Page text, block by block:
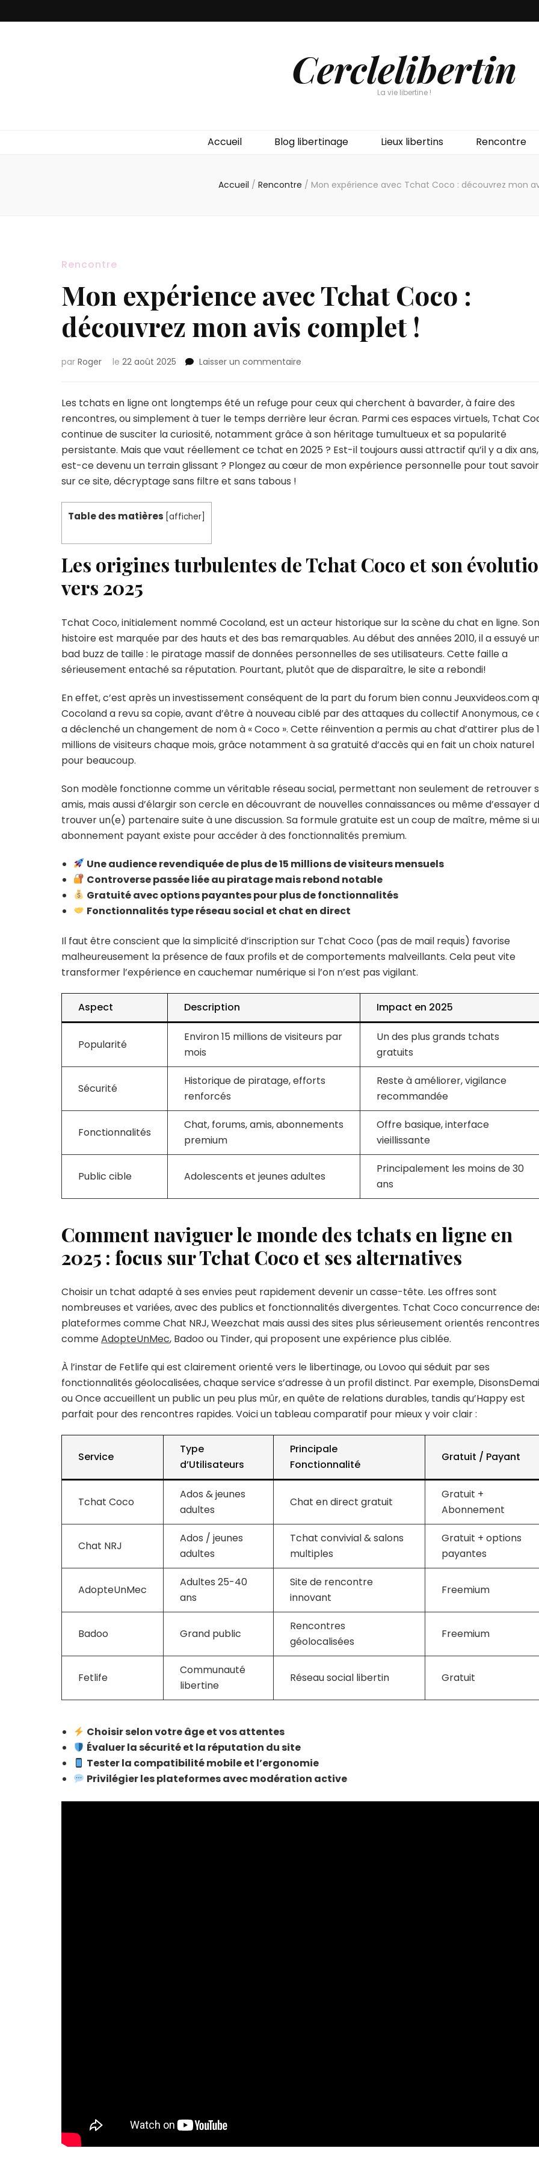
Cerclelibertin
La vie libertine !
Accueil Blog libertinage Lieux libertins Rencontre
Accueil / Rencontre / Mon expérience avec Tchat Coco : découvrez mon
Rencontre
Mon expérience avec Tchat Coco :
découvrez mon avis complet !
par Roger le 22 août 2025 Laisser un commentaire
avec
Tchat
Coco
:
découvrez
mon
Les tchats en ligne ont longtemps été un refuge pour ceux qui cherchent à bavarder, à faire des
rencontres, ou simplement à tuer le temps derrière leur écran. Parmi ces espaces virtuels, Tchat
continue de susciter la curiosité, notamment grâce à son héritage tumultueux et sa popularité
persistante. Mais que vaut réellement ce tchat en 2025 ? Est-il toujours aussi attractif qu’il y a dix
est-ce devenu un terrain glissant ? Plongez au cœur de mon expérience personnelle pour tout savoir
sur ce site, décryptage sans filtre et sans tabous !
Table des matières [afficher]
Les origines turbulentes de Tchat Coco et son
vers 2025
Tchat Coco, initialement nommé Cocoland, est un acteur historique sur la scène du chat en ligne. Son
histoire est marquée par des hauts et des bas remarquables. Au début des années 2010, il a essuyé
bad buzz de taille : le piratage massif de données personnelles de ses utilisateurs. Cette faille a
sérieusement entaché sa réputation. Pourtant, plutôt que de disparaître, le site a rebondi!
En effet, c’est après un investissement conséquent de la part du forum bien connu Jeuxvideos.com
Cocoland a revu sa copie, avant d’être à nouveau ciblé par des attaques du collectif Anonymous, ce
a déclenché un changement de nom à « Coco ». Cette réinvention a permis au chat d’attirer plus de
millions de visiteurs chaque mois, grâce notamment à sa gratuité d’accès qui en fait un choix naturel
pour beaucoup.
Son modèle fonctionne comme un véritable réseau social, permettant non seulement de retrouver
amis, mais aussi d’élargir son cercle en découvrant de nouvelles connaissances ou même d’essayer
trouver un(e) partenaire suite à une discussion. Sa formule gratuite est un coup de maître, même si
abonnement payant existe pour accéder à des fonctionnalités premium.
Une audience revendiquée de plus de 15 millions de visiteurs mensuels
Controverse passée liée au piratage mais rebond notable
Gratuité avec options payantes pour plus de fonctionnalités
Fonctionnalités type réseau social et chat en direct
Il faut être conscient que la simplicité d’inscription sur Tchat Coco (pas de mail requis) favorise
malheureusement la présence de faux profils et de comportements malveillants. Cela peut vite
transformer l’expérience en cauchemar numérique si l’on n’est pas vigilant.
Aspect Description Impact en 2025
Popularité
Environ 15 millions de visiteurs par
mois
Un des plus grands tchats
gratuits
Sécurité
Historique de piratage, efforts
renforcés
Reste à améliorer, vigilance
recommandée
Fonctionnalités
Chat, forums, amis, abonnements
premium
Offre basique, interface
vieillissante
Public cible Adolescents et jeunes adultes
Principalement les moins de 30
ans
Comment naviguer le monde des tchats en ligne en
2025 : focus sur Tchat Coco et ses alternatives
Choisir un tchat adapté à ses envies peut rapidement devenir un casse-tête. Les offres sont
nombreuses et variées, avec des publics et fonctionnalités divergentes. Tchat Coco concurrence
plateformes comme Chat NRJ, Weezchat mais aussi des sites plus sérieusement orientés rencontres
commeAdopteUnMec, Badoo ou Tinder, qui proposent une expérience plus ciblée.
À l’instar de Fetlife qui est clairement orienté vers le libertinage, ou Lovoo qui séduit par ses
fonctionnalités géolocalisées, chaque service s’adresse à un profil distinct. Par exemple,
ou Once accueillent un public un peu plus mûr, en quête de relations durables, tandis qu’Happy est
parfait pour des rencontres rapides. Voici un tableau comparatif pour mieux y voir clair :
Service
Type
d’Utilisateurs
Principale
Fonctionnalité
Gratuit / Payant
Tchat Coco
Ados & jeunes
adultes
Chat en direct gratuit
Gratuit +
Abonnement
Chat NRJ
Ados / jeunes
adultes
Tchat convivial & salons
multiples
Gratuit + options
payantes
AdopteUnMec
Adultes 25-40
ans
Site de rencontre
innovant
Freemium
Badoo Grand public
Rencontres
géolocalisées
Freemium
Fetlife
Communauté
libertine
Réseau social libertin Gratuit
Choisir selon votre âge et vos attentes
Évaluer la sécurité et la réputation du site
Tester la compatibilité mobile et l’ergonomie
Privilégier les plateformes avec modération active